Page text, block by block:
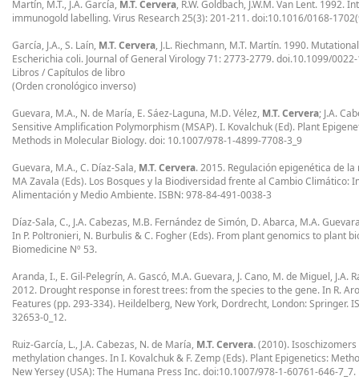
Martín, M.T., J.A. García, M.T. Cervera, R.W. Goldbach, J.W.M. Van Lent.
immunogold labelling. Virus Research 25(3): 201-211. doi:10.1016/0168-
García, J.A., S. Laín, M.T. Cervera, J.L. Riechmann, M.T. Martín. 1990.
Escherichia coli. Journal of General Virology 71: 2773-2779. doi.10.1099/
Libros / Capítulos de libro
(Orden cronológico inverso)
Guevara, M.A., N. de María, E. Sáez-Laguna, M.D. Vélez, M.T. Cervera; J.A.
Sensitive Amplification Polymorphism (MSAP). I. Kovalchuk (Ed). Plant
Methods in Molecular Biology. doi: 10.1007/978-1-4899-7708-3_9
Guevara, M.A., C. Díaz-Sala, M.T. Cervera. 2015. Regulación epigenética de
MA Zavala (Eds). Los Bosques y la Biodiversidad frente al Cambio
Alimentación y Medio Ambiente. ISBN: 978-84-491-0038-3
Díaz-Sala, C., J.A. Cabezas, M.B. Fernández de Simón, D. Abarca, M.A.
In P. Poltronieri, N. Burbulis & C. Fogher (Eds). From plant genomics to plant
Biomedicine Nº 53.
Aranda, I., E. Gil-Pelegrín, A. Gascó, M.A. Guevara, J. Cano, M. de Miguel, J.A.
2012. Drought response in forest trees: from the species to the gene. In R.
Features (pp. 293-334). Heildelberg, New York, Dordrecht, London:
32653-0_12.
Ruiz-García, L., J.A. Cabezas, N. de María, M.T. Cervera.(2010).
methylation changes. In I. Kovalchuk & F. Zemp (Eds). Plant Epigenetics:
New Yersey (USA): The Humana Press Inc. doi:10.1007/978-1-60761-646-7_7.